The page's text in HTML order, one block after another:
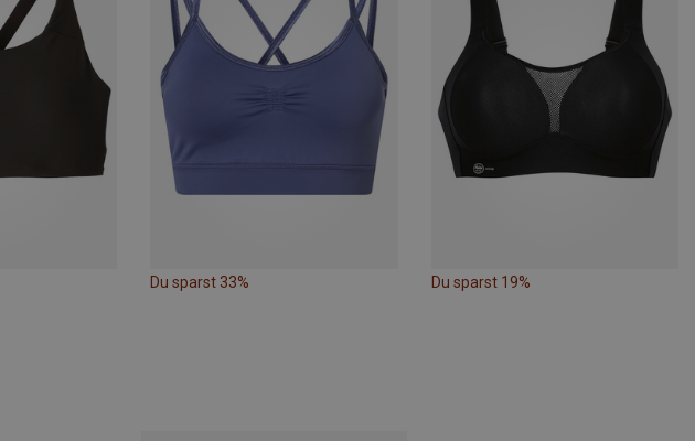
Du sparst 33% Du sparst 19%